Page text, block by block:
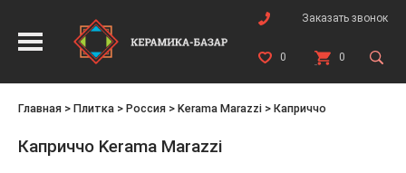
Заказать звонок
0 0
Главная > Плитка > Россия > Kerama Marazzi > Каприччо
Каприччо Kerama Marazzi